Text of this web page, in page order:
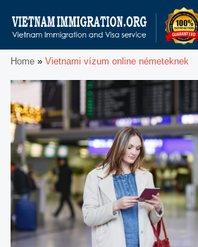
Home » Vietnami vízum online németeknek